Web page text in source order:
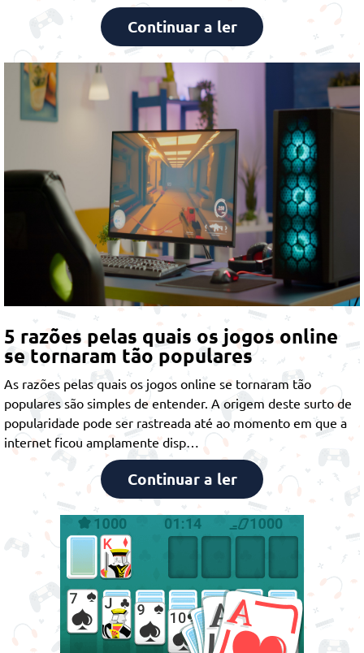
Continuar a ler
5 razões pelas quais os jogos online
se tornaram tão populares
As razões pelas quais os jogos online se tornaram tão
populares são simples de entender. A origem deste surto de
popularidade pode ser rastreada até ao momento em que a
internet ficou amplamente disp…
Continuar a ler